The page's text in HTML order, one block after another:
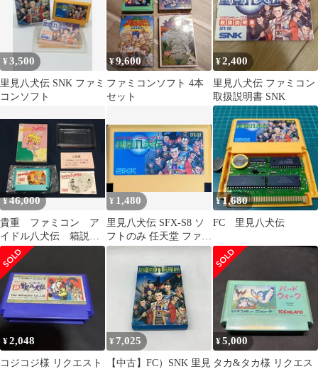
¥3,500
里見八犬伝 SNK ファミ
コンソフト
¥9,600
ファミコンソフト 4本
セット
¥2,400
里見八犬伝 ファミコン
取扱説明書 SNK
¥46,000
貴重 ファミコン ア
イドル八犬伝 箱説明
書等付属
¥ 1,480
里見八犬伝 SFX-S8 ソ
フトのみ 任天堂 ファミ
コン
¥1,680
FC 里見八犬伝
¥2,048
コジコジ様 リクエスト
¥ 7,025
【中古】FC）SNK 里見
¥5,000
タカ&タカ様 リクエス